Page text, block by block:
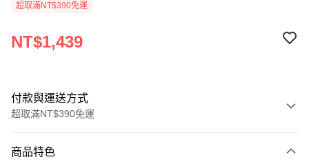
超取滿NT$390免運
NT$1,439
付款與運送方式
超取滿NT$390免運
全家線上支付
商品特色